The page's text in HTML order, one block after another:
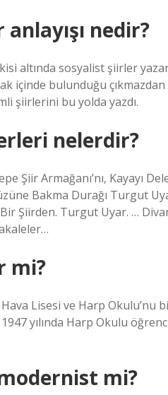
nedir?
altında sosyalist şiirler
içinde bulunduğu
şiirlerini bu yolda yazdı.
nelerdir?
Şiir Armağanı’nı, Kayayı
Bakma Durağı Turgut
Bir Şiirden. Turgut Uyar. …
mi?
Lisesi ve Harp Okulu’nu
yılında Harp Okulu
mi?